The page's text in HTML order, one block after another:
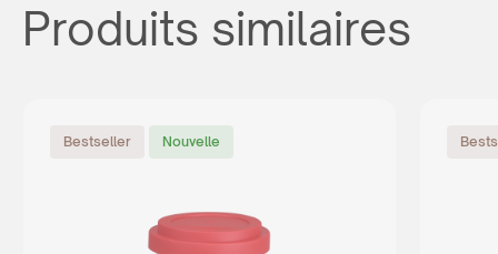
Produits similaires
Bestseller Nouvelle